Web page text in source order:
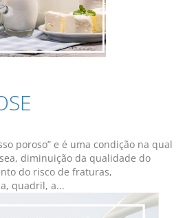
poroso” e é uma condição na qual
diminuição da qualidade do
do risco de fraturas,
quadril, a...